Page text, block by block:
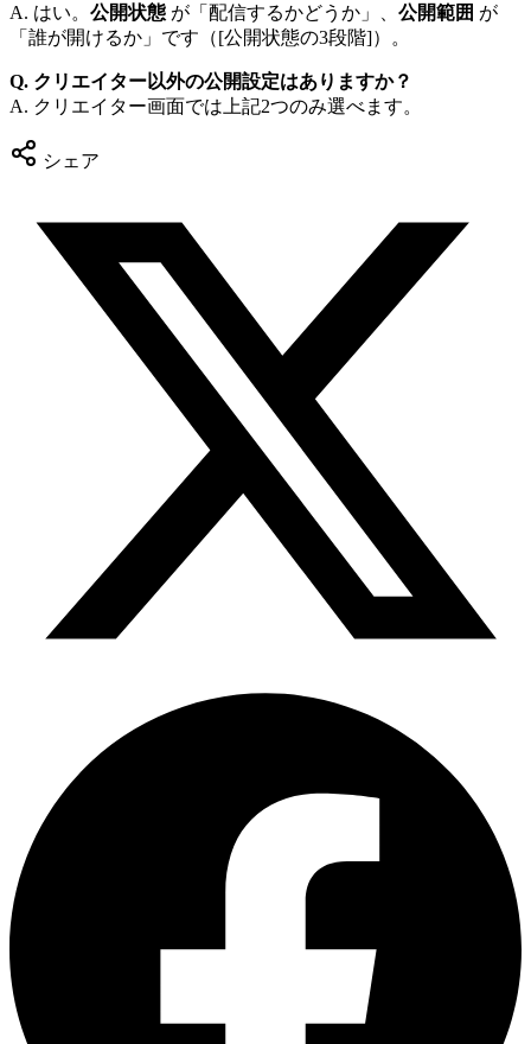
A. はい。 公開状態 が「配信するかどうか」、 公開範囲 が
「誰が開けるか」です（[公開状態の3段階]）。
Q. クリエイター以外の公開設定はありますか？
A. クリエイター画面では上記2つのみ選べます。
シェア